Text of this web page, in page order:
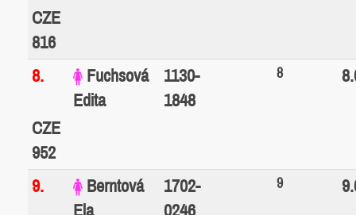
816
8.
952
Fuchsová
Edita
1130-
1848
8
9.
Berntová
Ela
1702-
0246
9